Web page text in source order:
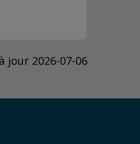
jour 2026-07-06